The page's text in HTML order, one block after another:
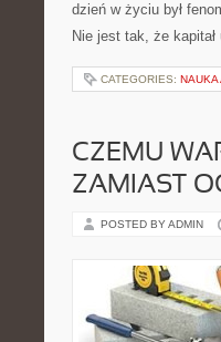
dzień w życiu był
Nie jest tak, że
CATEGORIES: NAUKA
CZEMU
ZAMIAST
POSTED BY ADMIN